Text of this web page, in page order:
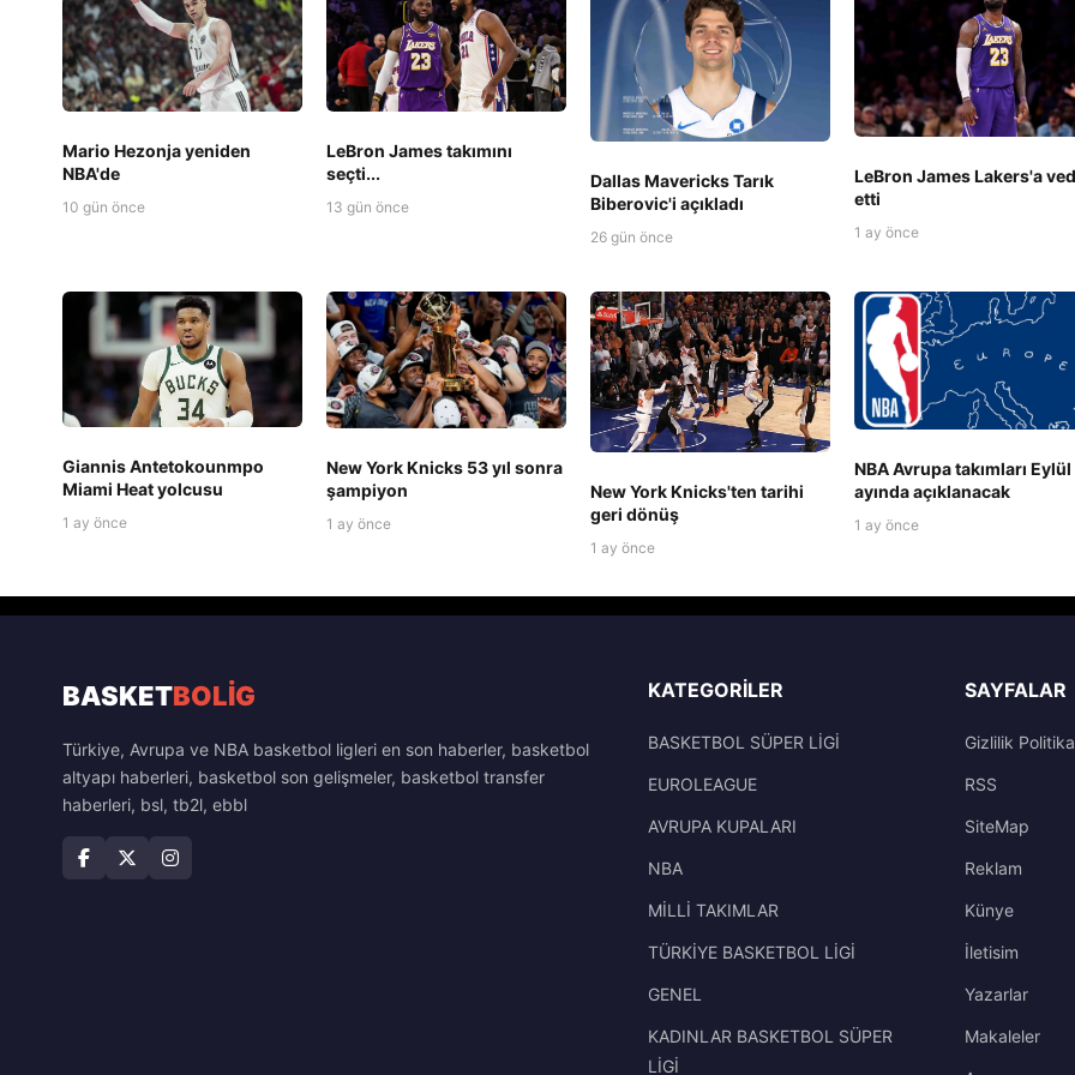
Mario Hezonja yeniden
NBA'de
10 gün önce
LeBron James takımını
seçti...
13 gün önce
Dallas Mavericks Tarık
Biberovic'i açıkladı
26 gün önce
LeBron James Lakers'a
etti
1 ay önce
Giannis Antetokounmpo
Miami Heat yolcusu
1 ay önce
New York Knicks 53 yıl sonra
şampiyon
1 ay önce
New York Knicks'ten tarihi
geri dönüş
1 ay önce
NBA Avrupa takımları Eylül
ayında açıklanacak
1 ay önce
BASKETBOLİG
Türkiye, Avrupa ve NBA basketbol ligleri en son haberler, basketbol
altyapı haberleri, basketbol son gelişmeler, basketbol transfer
haberleri, bsl, tb2l, ebbl
KATEGORILER
BASKETBOL SÜPER LİGİ
EUROLEAGUE
AVRUPA KUPALARI
NBA
MİLLİ TAKIMLAR
TÜRKİYE BASKETBOL LİGİ
GENEL
KADINLAR BASKETBOL SÜPER
LİGİ
SAYFALAR
Gizlilik
RSS
SiteMap
Reklam
Künye
İletisim
Yazarlar
Makaleler